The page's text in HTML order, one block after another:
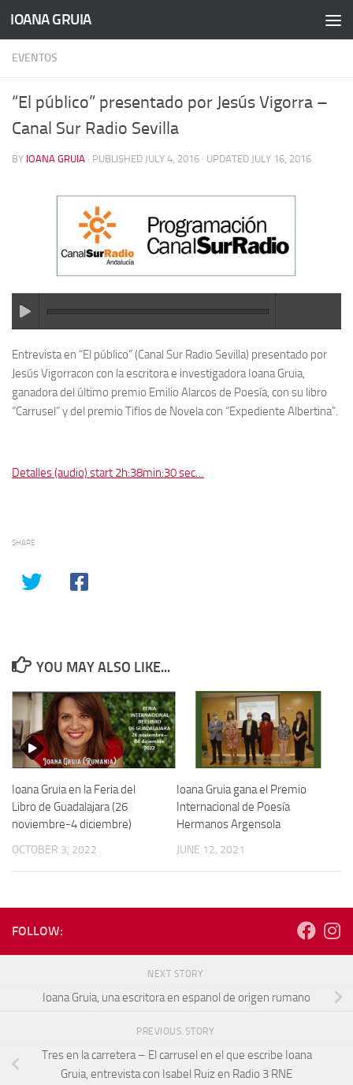
Skip to content
IOANA GRUIA
EVENTOS
“El público” presentado por Jesús Vigorra –
Canal Sur Radio Sevilla
BY IOANA GRUIA · PUBLISHED JULY 4, 2016 · UPDATED JULY 16, 2016
Entrevista en “El público” (Canal Sur Radio Sevilla) presentado por
Jesús Vigorracon con la escritora e investigadora Ioana Gruia,
ganadora del último premio Emilio Alarcos de Poesía, con su libro
“Carrusel” y del premio Tiflos de Novela con “Expediente Albertina”.
Detalles (audio) start 2h:38min:30 sec…
SHARE
YOU MAY ALSO LIKE...
Ioana Gruia en la Feria del
Libro de Guadalajara (26
noviembre-4 diciembre)
OCTOBER 3, 2022
Ioana Gruia gana el Premio
Internacional de Poesía
Hermanos Argensola
JUNE 12, 2021
FOLLOW:
NEXT STORY
Ioana Gruia, una escritora en espanol de origen rumano
PREVIOUS STORY
Tres en la carretera – El carrusel en el que escribe Ioana
Gruia, entrevista con Isabel Ruiz en Radio 3 RNE